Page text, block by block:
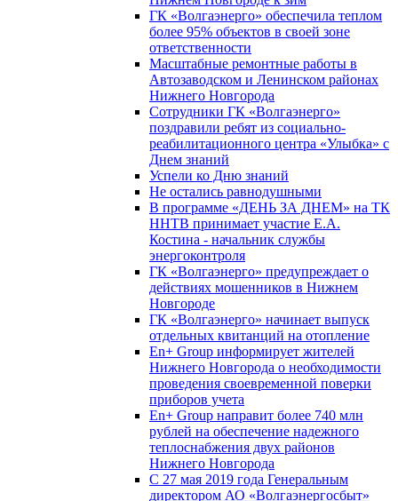
ГК «Волгаэнерго» обеспечила теплом
более 95% объектов в своей зоне
ответственности
Масштабные ремонтные работы в
Автозаводском и Ленинском районах
Нижнего Новгорода
Сотрудники ГК «Волгаэнерго»
поздравили ребят из социально-
реабилитационного центра «Улыбка» с
Днем знаний
Успели ко Дню знаний
Не остались равнодушными
В программе «ДЕНЬ ЗА ДНЕМ» на ТК
ННТВ принимает участие Е.А.
Костина - начальник службы
энергоконтроля
ГК «Волгаэнерго» предупреждает о
действиях мошенников в Нижнем
Новгороде
ГК «Волгаэнерго» начинает выпуск
отдельных квитанций на отопление
En+ Group информирует жителей
Нижнего Новгорода о необходимости
проведения своевременной поверки
приборов учета
En+ Group направит более 740 млн
рублей на обеспечение надежного
теплоснабжения двух районов
Нижнего Новгорода
С 27 мая 2019 года Генеральным
директором АО «Волгаэнергосбыт»